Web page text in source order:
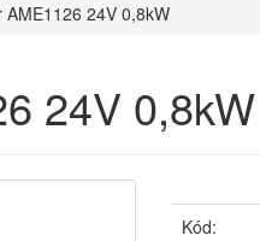
AME1126 24V 0,8kW
24V 0,8kW
Kód: